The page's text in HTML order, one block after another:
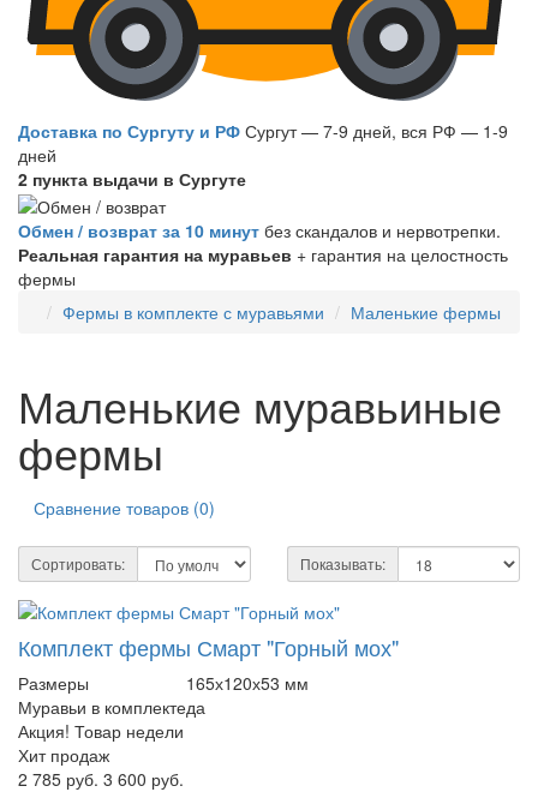
Доставка по Сургуту и РФ Сургут — 7-9 дней, вся РФ — 1-9
дней
2 пункта выдачи в Сургуте
Обмен / возврат за 10 минут без скандалов и нервотрепки.
Реальная гарантия на муравьев + гарантия на целостность
фермы
Фермы в комплекте с муравьями
Маленькие фермы
Маленькие муравьиные
фермы
Сравнение товаров (0)
Сортировать: Показывать:
Комплект фермы Смарт "Горный мох"
Размеры
165х120х53 мм
Муравьи в комплектеда
Акция! Товар недели
Хит продаж
2 785 руб. 3 600 руб.